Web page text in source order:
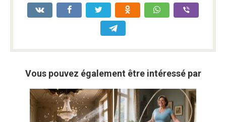
Vous pouvez également être intéressé par